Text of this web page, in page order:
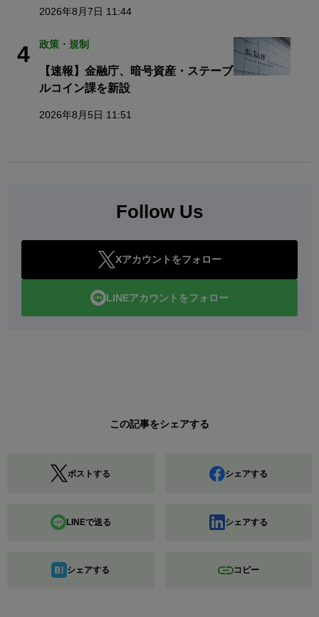
2026年8月7日 11:44
4 政策・規制
【速報】金融庁、暗号資産・ステーブ
ルコイン課を新設
2026年8月5日 11:51
Follow Us
Xアカウントをフォロー
LINEアカウントをフォロー
この記事をシェアする
ポストする シェアする
LINEで送る シェアする
シェアする コピー